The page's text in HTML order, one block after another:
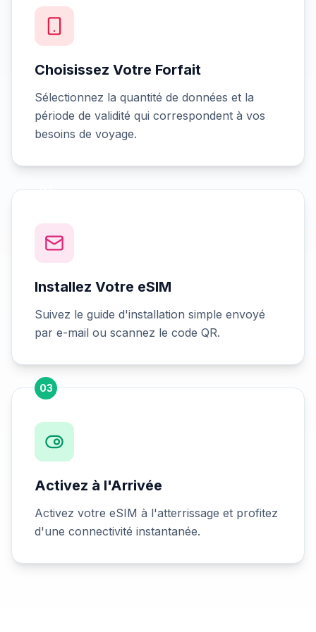
Choisissez Votre Forfait
Sélectionnez la quantité de données et la
période de validité qui correspondent à vos
besoins de voyage.
02
Installez Votre eSIM
Suivez le guide d'installation simple envoyé
par e-mail ou scannez le code QR.
03
Activez à l'Arrivée
Activez votre eSIM à l'atterrissage et profitez
d'une connectivité instantanée.